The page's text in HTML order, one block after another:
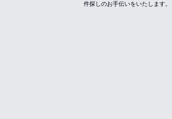
件探しのお手伝いをいたします。